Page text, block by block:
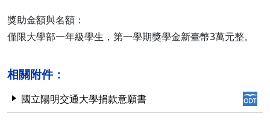
獎助金額與名額：
僅限大學部一年級學生，第一學期獎學金新臺幣3萬元整。
相關附件：
國立陽明交通大學捐款意願書